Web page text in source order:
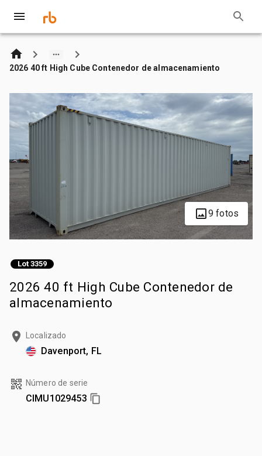
2026 40 ft High Cube Contenedor de almacenamiento
9 fotos
Lot 3359
2026 40 ft High Cube Contenedor de
almacenamiento
Localizado
Davenport, FL
Número de serie
CIMU1029453